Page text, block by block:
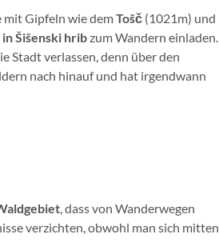
mit Gipfeln wie demTošč (1021m) und
Šišenski hribzum Wandern einladen.
Stadt verlassen, denn über den
nach hinauf und hat irgendwann
, dass von Wanderwegen
verzichten, obwohl man sich mitten